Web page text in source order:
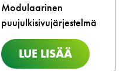
Modulaarinen
puujulkisivujärjestelmä
LUE LISÄÄ